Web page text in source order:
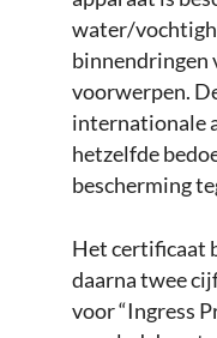
water/
binnendringen
voorwerpen.
internationale
hetzelfde
bescherming
Het certificaat
daarna twee
voor “Ingress